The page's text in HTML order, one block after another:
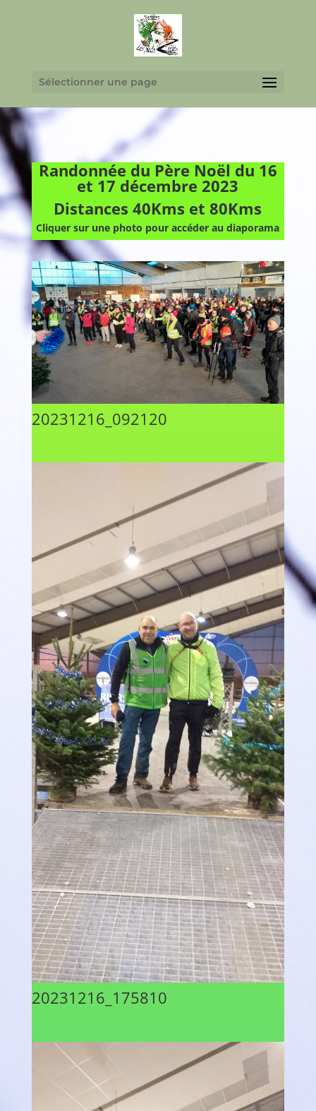
Sélectionner une page
Randonnée du Père Noël du 16
et 17 décembre 2023
Distances 40Kms et 80Kms
Cliquer sur une photo pour accéder au diaporama
20231216_092120
20231216_175810